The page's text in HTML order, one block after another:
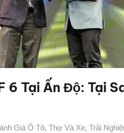
6 Tại Ấn Độ: Tại
Giá Ô Tô, Thợ Và Xe, Trải